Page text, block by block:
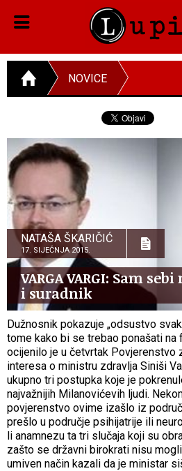
NOVICE
NATAŠA ŠKARIČIĆ
17. SIJEČNJA 2015.
VARGA VARGI: Sam
i suradnik
Dužnosnik pokazuje „odsustvo
tome kako bi se trebao ponašati na
ocijenilo je u četvrtak Povjerenstvo
interesa o ministru zdravlja Siniši
ukupno tri postupka koje je
najvažnijih Milanovićevih ljudi.
povjerenstvo ovime izašlo iz
prešlo u područje psihijatrije ili
li anamnezu ta tri slučaja koji su
zašto se državni birokrati nisu
umiven način kazali da je ministar